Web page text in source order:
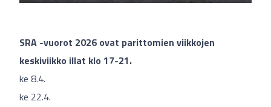
SRA -vuorot 2026 ovat parittomien viikkojen
keskiviikko illat klo 17-21.
ke 8.4.
ke 22.4.